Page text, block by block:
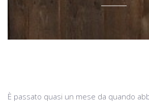
È passato quasi un mese da quando